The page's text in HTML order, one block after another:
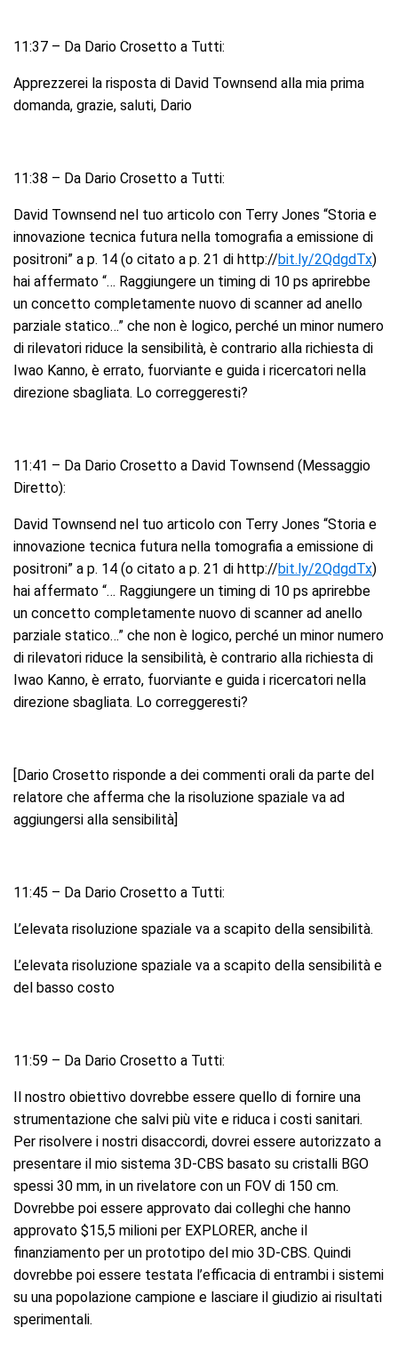
11:37 – Da Dario Crosetto a Tutti:
Apprezzerei la risposta di David Townsend alla mia prima
domanda, grazie, saluti, Dario
11:38 – Da Dario Crosetto a Tutti:
David Townsend nel tuo articolo con Terry Jones “Storia e
innovazione tecnica futura nella tomografia a emissione di
positroni” a p. 14 (o citato a p. 21 di http://bit.ly/2QdgdTx)
hai affermato “… Raggiungere un timing di 10 ps aprirebbe
un concetto completamente nuovo di scanner ad anello
parziale statico…” che non è logico, perché un minor numero
di rilevatori riduce la sensibilità, è contrario alla richiesta di
Iwao Kanno, è errato, fuorviante e guida i ricercatori nella
direzione sbagliata. Lo correggeresti?
11:41 – Da Dario Crosetto a David Townsend (Messaggio
Diretto):
David Townsend nel tuo articolo con Terry Jones “Storia e
innovazione tecnica futura nella tomografia a emissione di
positroni” a p. 14 (o citato a p. 21 di http://bit.ly/2QdgdTx)
hai affermato “… Raggiungere un timing di 10 ps aprirebbe
un concetto completamente nuovo di scanner ad anello
parziale statico…” che non è logico, perché un minor numero
di rilevatori riduce la sensibilità, è contrario alla richiesta di
Iwao Kanno, è errato, fuorviante e guida i ricercatori nella
direzione sbagliata. Lo correggeresti?
[Dario Crosetto risponde a dei commenti orali da parte del
relatore che afferma che la risoluzione spaziale va ad
aggiungersi alla sensibilità]
11:45 – Da Dario Crosetto a Tutti:
L’elevata risoluzione spaziale va a scapito della sensibilità.
L’elevata risoluzione spaziale va a scapito della sensibilità e
del basso costo
11:59 – Da Dario Crosetto a Tutti:
Il nostro obiettivo dovrebbe essere quello di fornire una
strumentazione che salvi più vite e riduca i costi sanitari.
Per risolvere i nostri disaccordi, dovrei essere autorizzato a
presentare il mio sistema 3D-CBS basato su cristalli BGO
spessi 30 mm, in un rivelatore con un FOV di 150 cm.
Dovrebbe poi essere approvato dai colleghi che hanno
approvato $15,5 milioni per EXPLORER, anche il
finanziamento per un prototipo del mio 3D-CBS. Quindi
dovrebbe poi essere testata l’efficacia di entrambi i sistemi
su una popolazione campione e lasciare il giudizio ai risultati
sperimentali.